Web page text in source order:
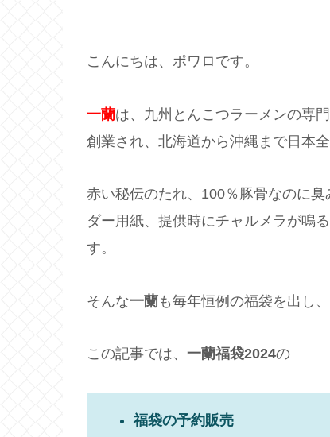
こんにちは、ポワロです。
一蘭は、九州とんこつラーメンの専
創業され、北海道から沖縄まで日本
赤い秘伝のたれ、100％豚骨なのに
ダー用紙、提供時にチャルメラが鳴
す。
そんな一蘭も毎年恒例の福袋を出し
この記事では、 一蘭福袋2024の
福袋の予約販売